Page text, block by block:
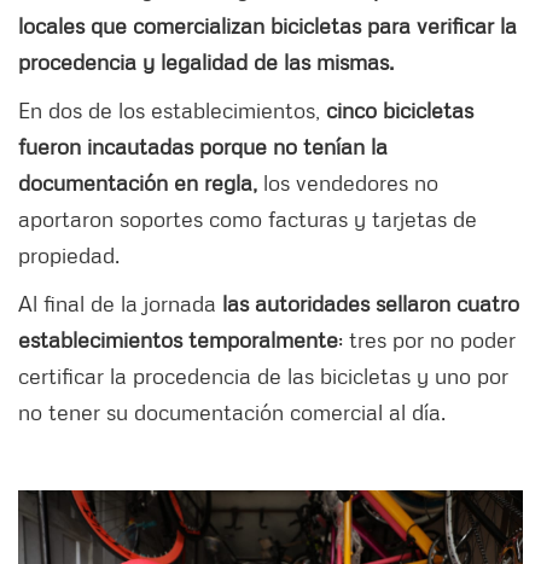
locales que comercializan bicicletas para verificar la
procedencia y legalidad de las mismas.
En dos de los establecimientos, cinco bicicletas
fueron incautadas porque no tenían la
documentación en regla, los vendedores no
aportaron soportes como facturas y tarjetas de
propiedad.
Al final de la jornada las autoridades sellaron cuatro
establecimientos temporalmente: tres por no poder
certificar la procedencia de las bicicletas y uno por
no tener su documentación comercial al día.